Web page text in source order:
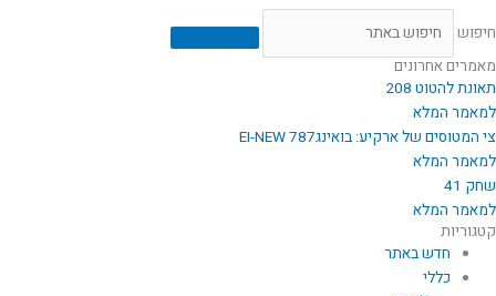
חיפוש
מאמרים אחרונים
תאונת להטוט 208
למאמר המלא
צי המטוסים של ארקיע: בואינג787 EI-NEW
למאמר המלא
שחק 41
למאמר המלא
קטגוריות
חדש באתר
כללי